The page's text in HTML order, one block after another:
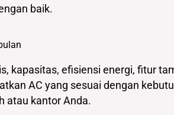
baik.
kapasitas, efisiensi energi, fitur
AC yang sesuai dengan
atau kantor Anda.